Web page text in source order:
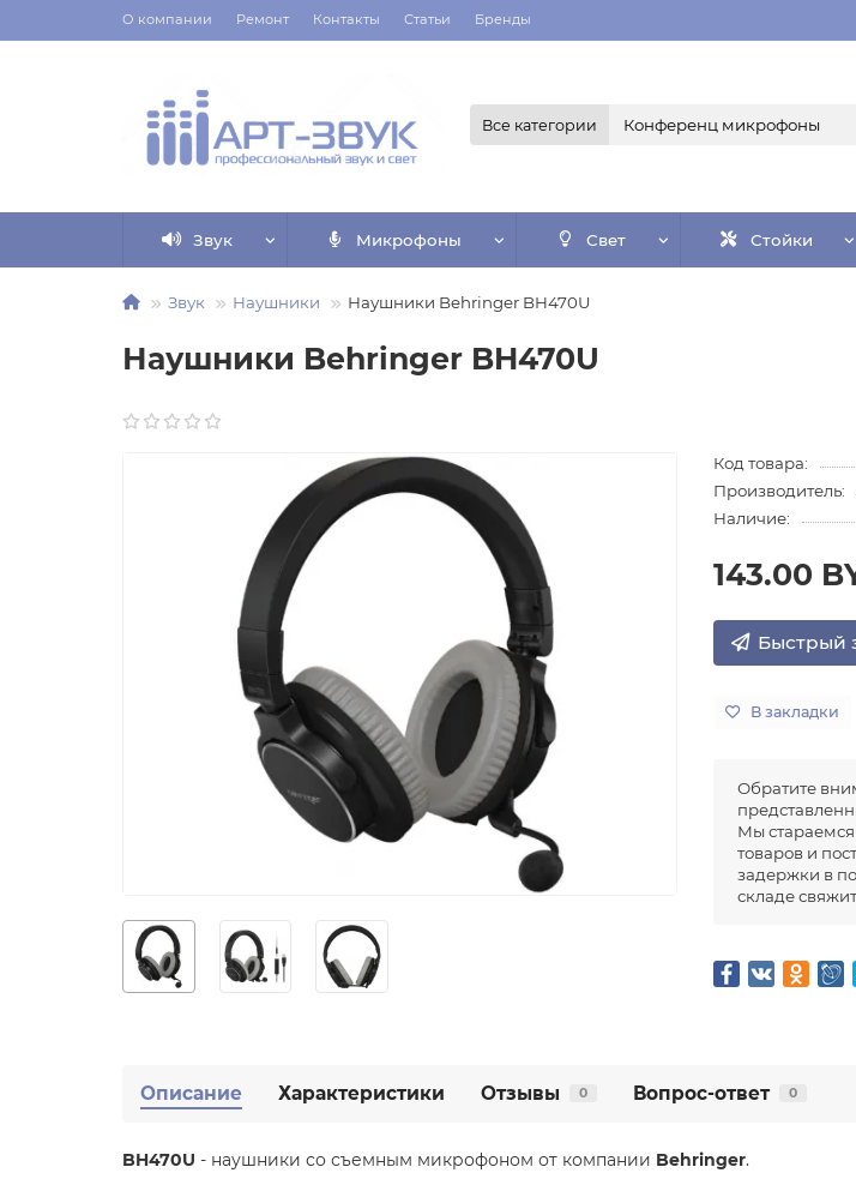
О компании Ремонт Контакты Статьи Бренды
Все категории
Звук Микрофоны Свет Стойки
Звук Наушники Наушники Behringer BH470U
Наушники Behringer BH470U
Код товара:
Производитель:
Наличие:
143.00
Быстрый
В закладки
Обратите
Мы
товаров и
задержки в
складе
Описание Характеристики Отзывы 0 Вопрос-ответ 0
BH470U - наушники со съемным микрофоном от компании Behringer.